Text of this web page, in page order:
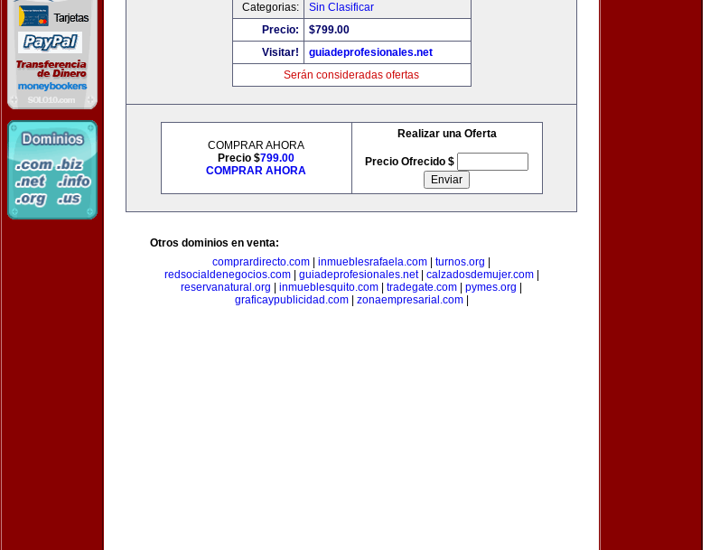
Categorias:
Sin Clasificar
Precio:
$799.00
Visitar!
guiadeprofesionales.net
Serán consideradas ofertas
COMPRAR AHORA
Precio $799.00
COMPRAR AHORA
Realizar una Oferta
Precio Ofrecido $
Otros dominios en venta:
comprardirecto.com
inmueblesrafaela.com turnos.org
redsocialdenegocios.com| guiadeprofesionales.net| calzadosdemujer.com|
reservanatural.org
inmueblesquito.com tradegate.com pymes.org
graficaypublicidad.com| zonaempresarial.com|